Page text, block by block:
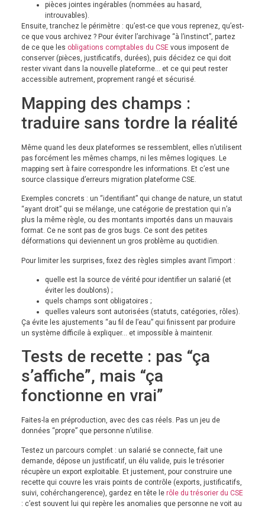
pièces jointes ingérables (nommées au hasard,
introuvables).
Ensuite, tranchez le périmètre : qu’est-ce que vous reprenez, qu’est-
ce que vous archivez ? Pour éviter l’archivage “à l’instinct”, partez
de ce que les obligations comptables du CSE vous imposent de
conserver (pièces, justificatifs, durées), puis décidez ce qui doit
rester vivant dans la nouvelle plateforme… et ce qui peut rester
accessible autrement, proprement rangé et sécurisé.
Mapping des champs :
traduire sans tordre la réalité
Même quand les deux plateformes se ressemblent, elles n’utilisent
pas forcément les mêmes champs, ni les mêmes logiques. Le
mapping sert à faire correspondre les informations. Et c’est une
source classique d’erreurs migration plateforme CSE.
Exemples concrets : un “identifiant” qui change de nature, un statut
“ayant droit” qui se mélange, une catégorie de prestation qui n’a
plus la même règle, ou des montants importés dans un mauvais
format. Ce ne sont pas de gros bugs. Ce sont des petites
déformations qui deviennent un gros problème au quotidien.
Pour limiter les surprises, fixez des règles simples avant l’import :
quelle est la source de vérité pour identifier un salarié (et
éviter les doublons) ;
quels champs sont obligatoires ;
quelles valeurs sont autorisées (statuts, catégories, rôles).
Ça évite les ajustements “au fil de l’eau” qui finissent par produire
un système difficile à expliquer… et impossible à maintenir.
Tests de recette : pas “ça
s’affiche”, mais “ça
fonctionne en vrai”
Faites-la en préproduction, avec des cas réels. Pas un jeu de
données “propre” que personne n’utilise.
Testez un parcours complet : un salarié se connecte, fait une
demande, dépose un justificatif, un élu valide, puis le trésorier
récupère un export exploitable. Et justement, pour construire une
recette qui couvre les vrais points de contrôle (exports, justificatifs,
suivi, cohérchangerence), gardez en tête le rôle du trésorier du CSE
: c’est souvent lui qui repère les anomalies que personne ne voit au